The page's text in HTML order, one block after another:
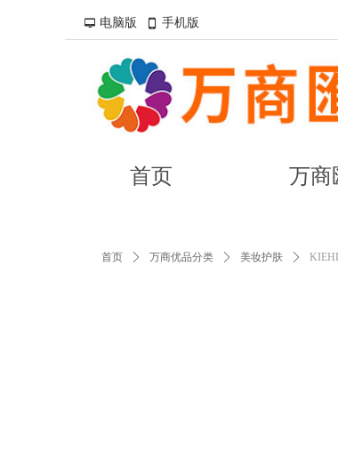
首页 万商
넡 电脑版 넓 手机版
我是段落。点击这儿添
容易。-双击进行编辑
容易。-双击进行编辑
首页 ꄲ 万商优品分类 ꄲ 美妆护肤 ꄲ